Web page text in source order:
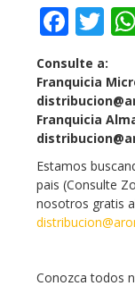
Consulte a:
Franquicia
Franquicia
Estamos
pais (Consulte
nosotros gratis
Conozca todos